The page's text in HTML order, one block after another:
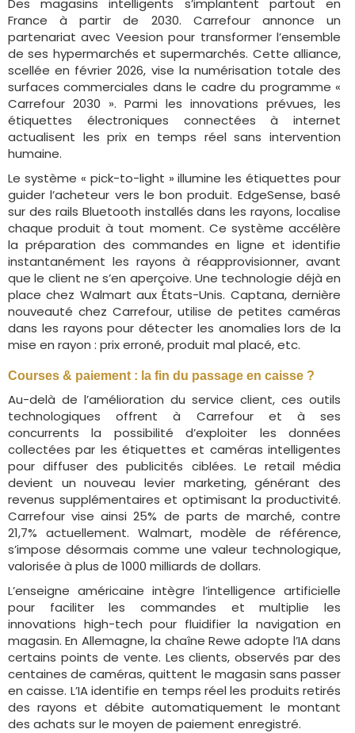
Des magasins intelligents s’implantent partout en
France à partir de 2030. Carrefour annonce un
partenariat avec Veesion pour transformer l’ensemble
de ses hypermarchés et supermarchés. Cette alliance,
scellée en février 2026, vise la numérisation totale des
surfaces commerciales dans le cadre du programme «
Carrefour 2030 ». Parmi les innovations prévues, les
étiquettes électroniques connectées à internet
actualisent les prix en temps réel sans intervention
humaine.
Le système « pick-to-light » illumine les étiquettes pour
guider l’acheteur vers le bon produit. EdgeSense, basé
sur des rails Bluetooth installés dans les rayons, localise
chaque produit à tout moment. Ce système accélère
la préparation des commandes en ligne et identifie
instantanément les rayons à réapprovisionner, avant
que le client ne s’en aperçoive. Une technologie déjà en
place chez Walmart aux États-Unis. Captana, dernière
nouveauté chez Carrefour, utilise de petites caméras
dans les rayons pour détecter les anomalies lors de la
mise en rayon : prix erroné, produit mal placé, etc.
Courses & paiement : la fin du passage en caisse ?
Au-delà de l’amélioration du service client, ces outils
technologiques offrent à Carrefour et à ses
concurrents la possibilité d’exploiter les données
collectées par les étiquettes et caméras intelligentes
pour diffuser des publicités ciblées. Le retail média
devient un nouveau levier marketing, générant des
revenus supplémentaires et optimisant la productivité.
Carrefour vise ainsi 25% de parts de marché, contre
21,7% actuellement. Walmart, modèle de référence,
s’impose désormais comme une valeur technologique,
valorisée à plus de 1000 milliards de dollars.
L’enseigne américaine intègre l’intelligence artificielle
pour faciliter les commandes et multiplie les
innovations high-tech pour fluidifier la navigation en
magasin. En Allemagne, la chaîne Rewe adopte l’IA dans
certains points de vente. Les clients, observés par des
centaines de caméras, quittent le magasin sans passer
en caisse. L’IA identifie en temps réel les produits retirés
des rayons et débite automatiquement le montant
des achats sur le moyen de paiement enregistré.